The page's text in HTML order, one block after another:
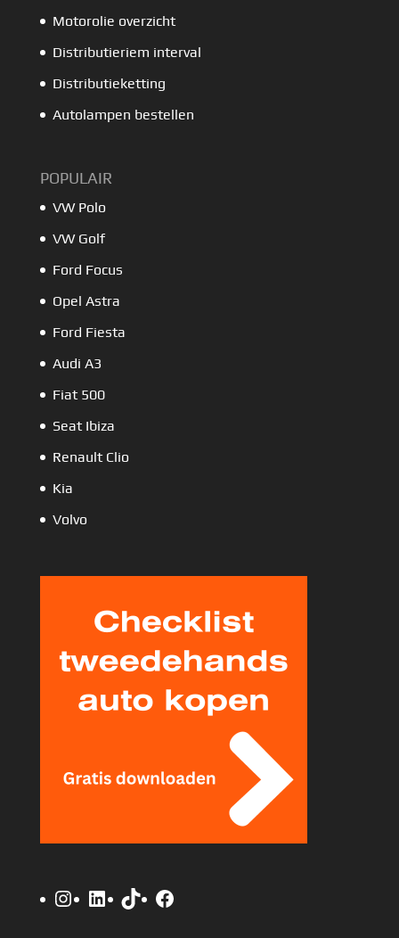
Motorolie overzicht
Distributieriem interval
Distributieketting
Autolampen bestellen
POPULAIR
VW Polo
VW Golf
Ford Focus
Opel Astra
Ford Fiesta
Audi A3
Fiat 500
Seat Ibiza
Renault Clio
Kia
Volvo
Instagram
LinkedIn
TikTokFacebook